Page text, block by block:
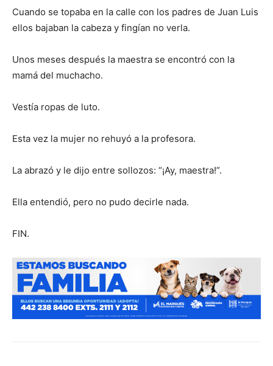
Cuando se topaba en la calle con los padres de Juan Luis
ellos bajaban la cabeza y fingían no verla.
Unos meses después la maestra se encontró con la
mamá del muchacho.
Vestía ropas de luto.
Esta vez la mujer no rehuyó a la profesora.
La abrazó y le dijo entre sollozos: “¡Ay, maestra!”.
Ella entendió, pero no pudo decirle nada.
FIN.